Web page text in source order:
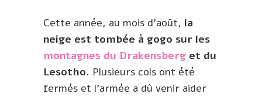
Cette année, au mois d’août, la
neige est tombée à gogo sur les
montagnes du Drakensberg et du
Lesotho. Plusieurs cols ont été
fermés et l’armée a dû venir aider